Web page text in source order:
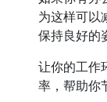
为这样可以
保持良好的
让你的工作
率，帮助你